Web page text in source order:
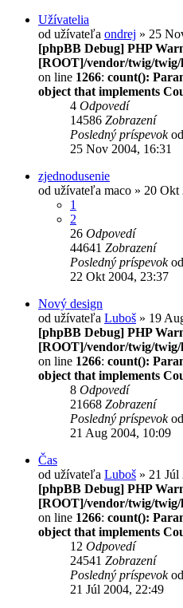
Užívatelia
od užívateľa ondrej » 25
[phpBB Debug] PHP
[ROOT]/vendor/twig/
on line 1266: count():
object that implements
4 Odpovedí
14586 Zobrazení
Posledný príspevok
25 Nov 2004, 16:31
zjednodusenie
od užívateľa maco » 20 Okt
1
2
26 Odpovedí
44641 Zobrazení
Posledný príspevok
22 Okt 2004, 23:37
Nový design
od užívateľa Luboš » 19
[phpBB Debug] PHP
[ROOT]/vendor/twig/
on line 1266: count():
object that implements
8 Odpovedí
21668 Zobrazení
Posledný príspevok
21 Aug 2004, 10:09
Čas
od užívateľa Luboš » 21 Júl
[phpBB Debug] PHP
[ROOT]/vendor/twig/
on line 1266: count():
object that implements
12 Odpovedí
24541 Zobrazení
Posledný príspevok
21 Júl 2004, 22:49